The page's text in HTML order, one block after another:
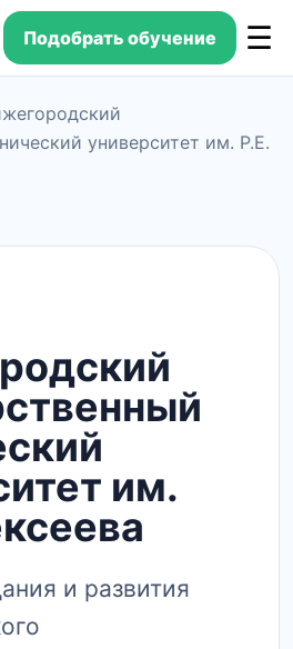
Подобрать обучение ☰
университет им. Р.Е.
им.
и развития